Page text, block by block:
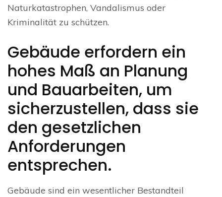
Naturkatastrophen, Vandalismus oder
Kriminalität zu schützen.
Gebäude erfordern ein
hohes Maß an Planung
und Bauarbeiten, um
sicherzustellen, dass sie
den gesetzlichen
Anforderungen
entsprechen.
Gebäude sind ein wesentlicher Bestandteil